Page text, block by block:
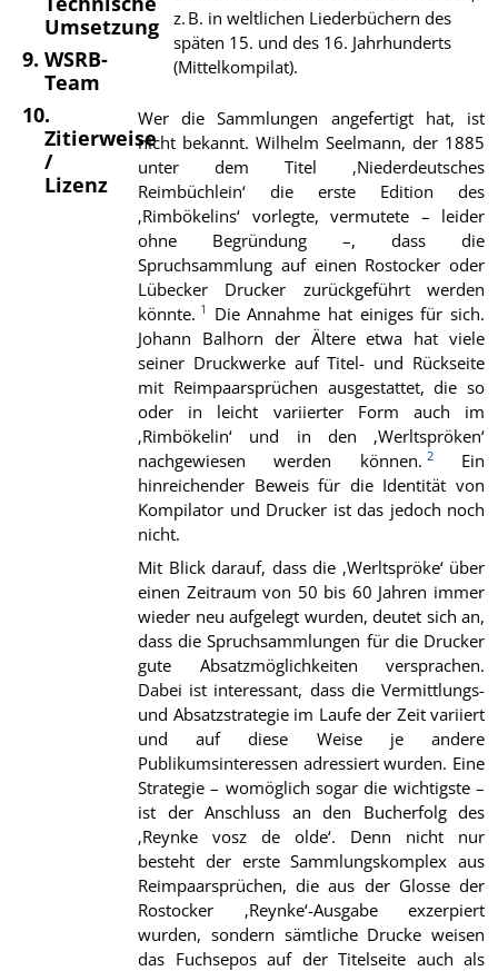
Umsetzung
9. WSRB-
Team
10.
Zitierweise
/
Lizenz
z. B. in weltlichen Liederbüchern des
späten 15. und des 16. Jahrhunderts
(Mittelkompilat).
Wer die Sammlungen angefertigt hat, ist
nicht bekannt. Wilhelm Seelmann, der 1885
unter dem Titel ‚Niederdeutsches
Reimbüchlein‘ die erste Edition des
‚Rimbökelins‘ vorlegte, vermutete – leider
ohne Begründung –, dass die
Spruchsammlung auf einen Rostocker oder
Lübecker Drucker zurückgeführt werden
könnte. 1
Die Annahme hat einiges für sich.
Johann Balhorn der Ältere etwa hat viele
seiner Druckwerke auf Titel- und Rückseite
mit Reimpaarsprüchen ausgestattet, die so
oder in leicht variierter Form auch im
‚Rimbökelin‘ und in den ‚Werltspröken‘
nachgewiesen werden können. 2Ein
hinreichender Beweis für die Identität von
Kompilator und Drucker ist das jedoch noch
nicht.
Mit Blick darauf, dass die ‚Werltspröke‘ über
einen Zeitraum von 50 bis 60 Jahren immer
wieder neu aufgelegt wurden, deutet sich an,
dass die Spruchsammlungen für die Drucker
gute Absatzmöglichkeiten versprachen.
Dabei ist interessant, dass die Vermittlungs-
und Absatzstrategie im Laufe der Zeit variiert
und auf diese Weise je andere
Publikumsinteressen adressiert wurden. Eine
Strategie – womöglich sogar die wichtigste –
ist der Anschluss an den Bucherfolg des
‚Reynke vosz de olde‘. Denn nicht nur
besteht der erste Sammlungskomplex aus
Reimpaarsprüchen, die aus der Glosse der
Rostocker ‚Reynke‘-Ausgabe exzerpiert
wurden, sondern sämtliche Drucke weisen
das Fuchsepos auf der Titelseite auch als